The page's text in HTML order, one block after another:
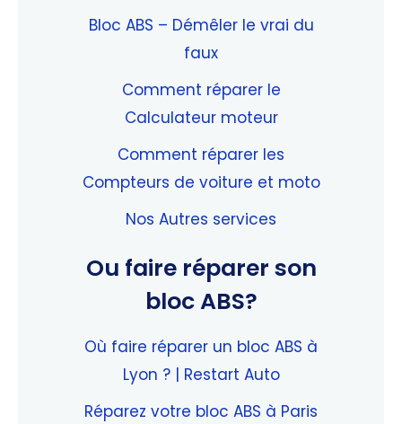
Bloc ABS – Démêler le vrai du
faux
Comment réparer le
Calculateur moteur
Comment réparer les
Compteurs de voiture et moto
Nos Autres services
Ou faire réparer son
bloc ABS?
Où faire réparer un bloc ABS à
Lyon ? | Restart Auto
Réparez votre bloc ABS à Paris